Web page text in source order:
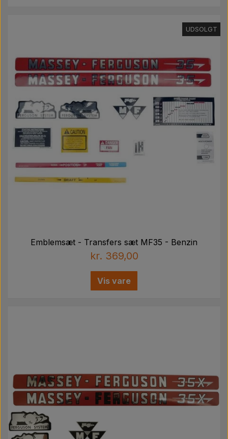
UDSOLGT
Emblemsæt - Transfers sæt MF35 - Benzin
kr. 369,00
Vis vare